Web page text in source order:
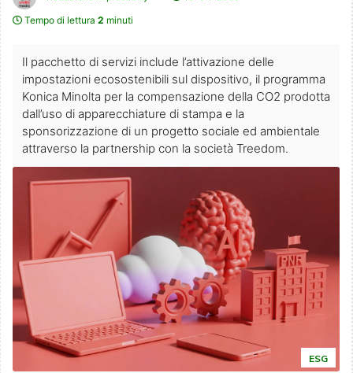
Tempo di lettura 2 minuti
Il pacchetto di servizi include l’attivazione delle
impostazioni ecosostenibili sul dispositivo, il programma
Konica Minolta per la compensazione della CO2 prodotta
dall’uso di apparecchiature di stampa e la
sponsorizzazione di un progetto sociale ed ambientale
attraverso la partnership con la società Treedom.
ESG